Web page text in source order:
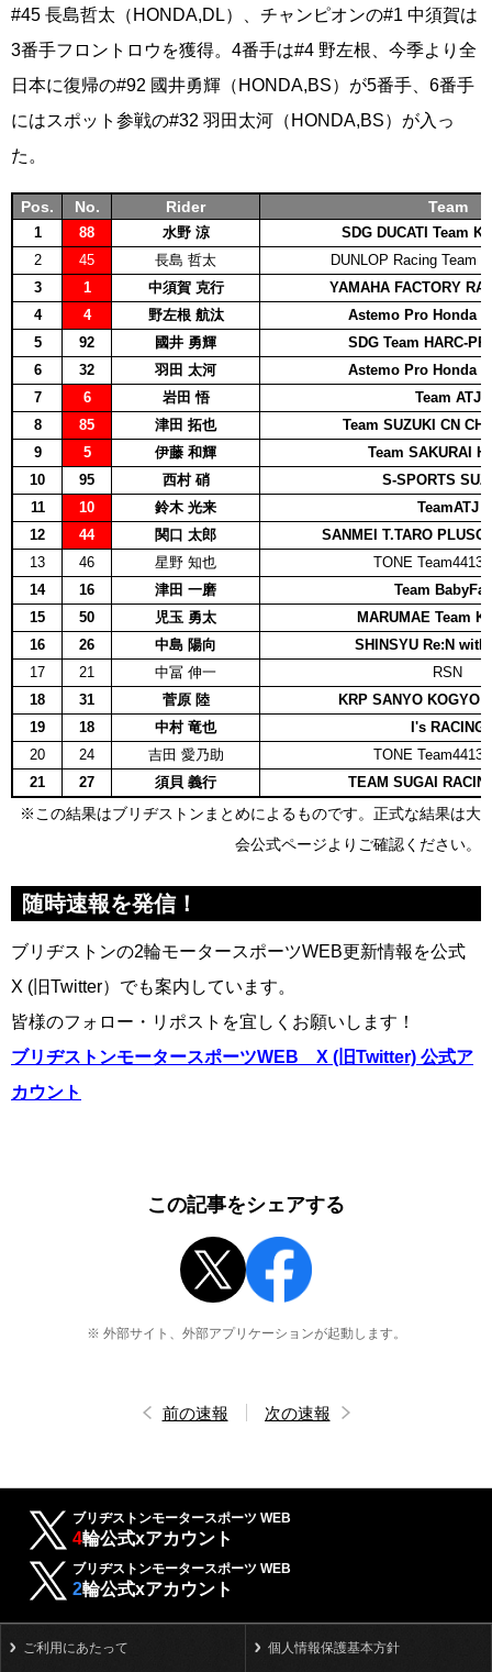
#45 長島哲太（HONDA,DL）、チャンピオンの#1 中須賀は
3番手フロントロウを獲得。4番手は#4 野左根、今季より全
日本に復帰の#92 國井勇輝（HONDA,BS）が5番手、6番手
にはスポット参戦の#32 羽田太河（HONDA,BS）が入っ
た。
Pos. No. Rider Team
1 88 水野 涼
SDG DUCATI Team
2
45 長島 哲太
DUNLOP Racing Team
3
1 中須賀 克行
YAMAHA FACTORY
4
4 野左根 航汰
Astemo Pro Honda
5
92 國井 勇輝
SDG Team HARC-
6
32 羽田 太河
Astemo Pro Honda
7
6 岩田 悟
Team ATJ
8
85 津田 拓也
Team SUZUKI CN
9
5 伊藤 和輝
Team SAKURAI
10
95 西村 硝
S-SPORTS
11
10 鈴木 光来
TeamATJ
12
44 関口 太郎
SANMEI T.TARO
13
46 星野 知也
TONE Team4413
14
16 津田 一磨
Team
15
50 児玉 勇太
MARUMAE Team
16
26 中島 陽向
SHINSYU Re:N with
17
21 中冨 伸一
RSN
18
31 菅原 陸
KRP SANYO KOGYO
19
18 中村 竜也
I's RACING
20
24 吉田 愛乃助
TONE Team4413
21
27 須貝 義行 TEAM SUGAI
※この結果はブリヂストンまとめによるものです。正式な結果は大
会公式ページよりご確認ください。
随時速報を発信！
ブリヂストンの2輪モータースポーツWEB更新情報を公式
X (旧Twitter）でも案内しています。
皆様のフォロー・リポストを宜しくお願いします！
ブリヂストンモータースポーツWEB X (旧Twitter) 公式ア
カウント
この記事をシェアする
※ 外部サイト、外部アプリケーションが起動します。
前の速報 次の速報
ブリヂストンモータースポーツ WEB
4輪公式xアカウント
ブリヂストンモータースポーツ WEB
2輪公式xアカウント
ご利用にあたって 個人情報保護基本方針